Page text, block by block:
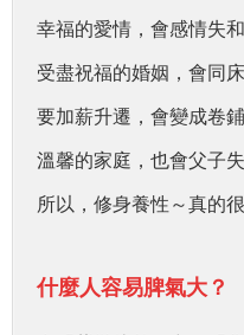
幸福的愛情，會感情失和
受盡祝福的婚姻，會同
要加薪升遷，會變成卷
溫馨的家庭，也會父子
所以，修身養性～真的
什麼人容易脾氣大？